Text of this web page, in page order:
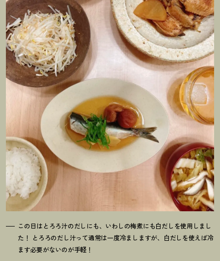
この日はとろろ汁のだしにも、いわしの梅煮にも白だしを使用しまし
た ！ とろろのだし汁って通常は一度冷ましますが、白だしを使えば冷
ます必要がないのが手軽 ！